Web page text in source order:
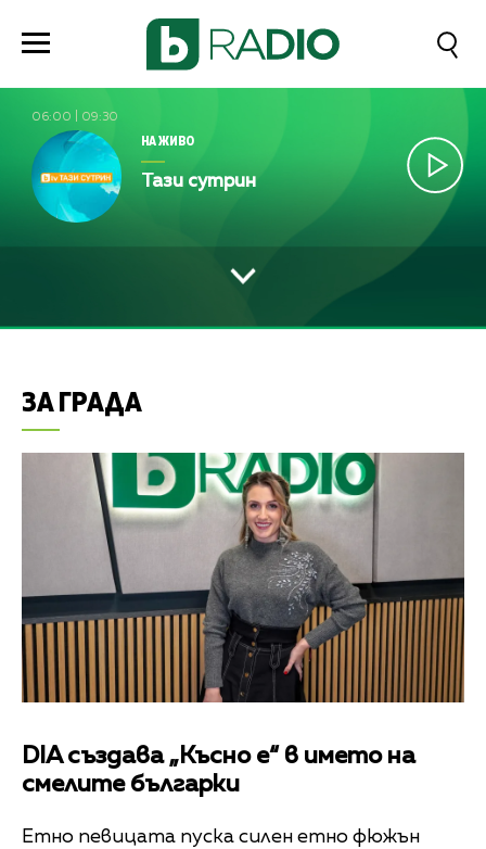
06:00 09:30
НА ЖИВО
Тази сутрин
ЗА ГРАДА
DIA създава „Късно е“ в името на
смелите българки
Етно певицата пуска силен етно фюжън